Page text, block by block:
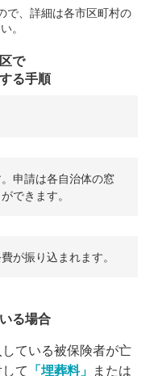
で、詳細は各市区町村の
。
で
る手順
申請は各自治体の窓
できます。
が振り込まれます。
る場合
ている被保険者が亡
て 「埋葬料」 または